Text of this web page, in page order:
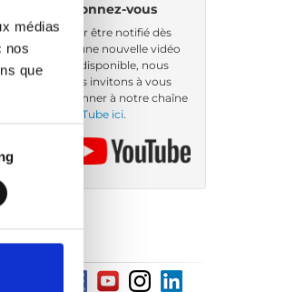
médias
nos
que
Abonnez-vous
Pour être notifié dès
qu’une nouvelle vidéo
est disponible, nous
vous invitons à vous
abonner à notre chaîne
YouTube ici.